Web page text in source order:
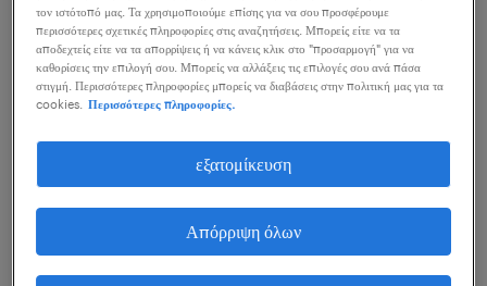
μπορείς να κάνεις για να σε βοηθήσουν.
εξέτασε το ενδεχόμενο να αφαιρέσεις ορισμένα
Αναζήτησες θέσεις εργασίας για μια
συγκεκριμένη περιοχή; Προσπάθησε να
διευρύνεις τη χιλιομετρική εμβέλεια γύρω από
τον ιστότοπό μας. Τα χρησιμοποιούμε επίσης για να σου προσφέρουμε
περισσότερες σχετικές πληροφορίες στις αναζητήσεις. Μπορείς είτε να τα
αποδεχτείς είτε να τα απορρίψεις ή να κάνεις κλικ στο "προσαρμογή" για να
καθορίσεις την επιλογή σου. Μπορείς να αλλάξεις τις επιλογές σου ανά πάσα
στιγμή. Περισσότερες πληροφορίες μπορείς να διαβάσεις στην πολιτική μας για τα
cookies.
Περισσότερες πληροφορίες.
εξατομίκευση
Απόρριψη όλων